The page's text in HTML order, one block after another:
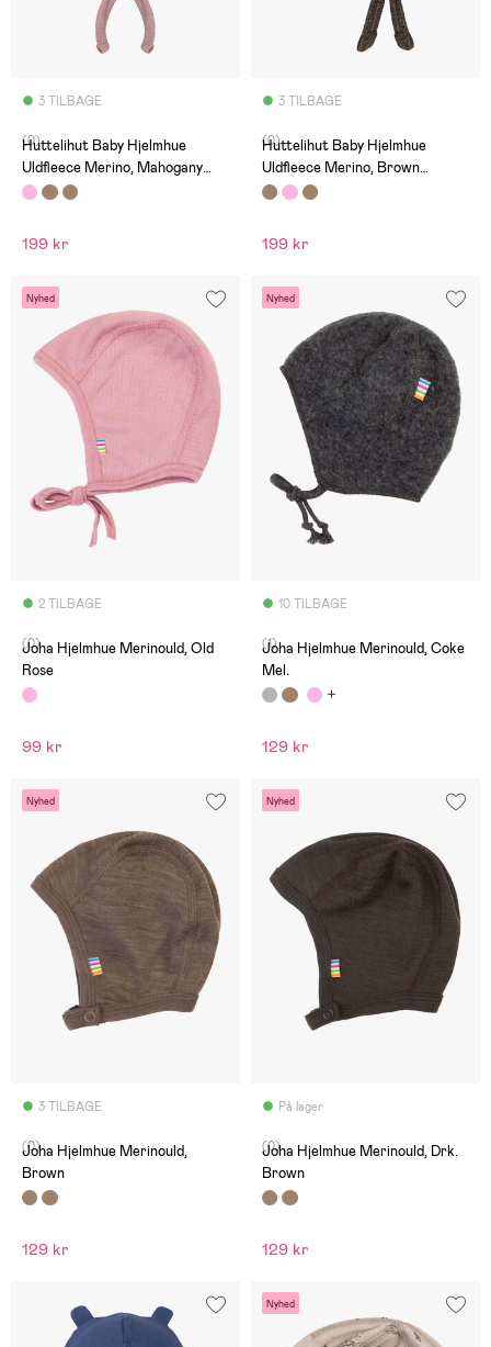
3 TILBAGE
(0)
Huttelihut Baby Hjelmhue
Uldfleece Merino, Mahogany
Rose
199 kr
3 TILBAGE
(0)
Huttelihut Baby Hjelmhue
Uldfleece Merino, Brown
Melange
199 kr
Nyhed
2 TILBAGE
(0)
Joha Hjelmhue Merinould, Old
Rose
99 kr
Nyhed
10 TILBAGE
(1)
Joha Hjelmhue Merinould, Coke
Mel.
129 kr
Nyhed
3 TILBAGE
(0)
Joha Hjelmhue Merinould,
Brown
129 kr
Nyhed
På lager
(0)
Joha Hjelmhue Merinould, Drk.
Brown
129 kr
Nyhed